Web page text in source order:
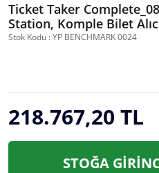
Ticket Taker
Station, Komple Bilet
Stok Kodu : YP BENCHMARK 0024
218.767,20 TL
STOĞA